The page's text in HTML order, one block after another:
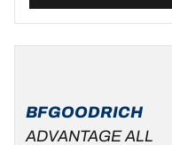
BFGOODRICH
ADVANTAGE ALL